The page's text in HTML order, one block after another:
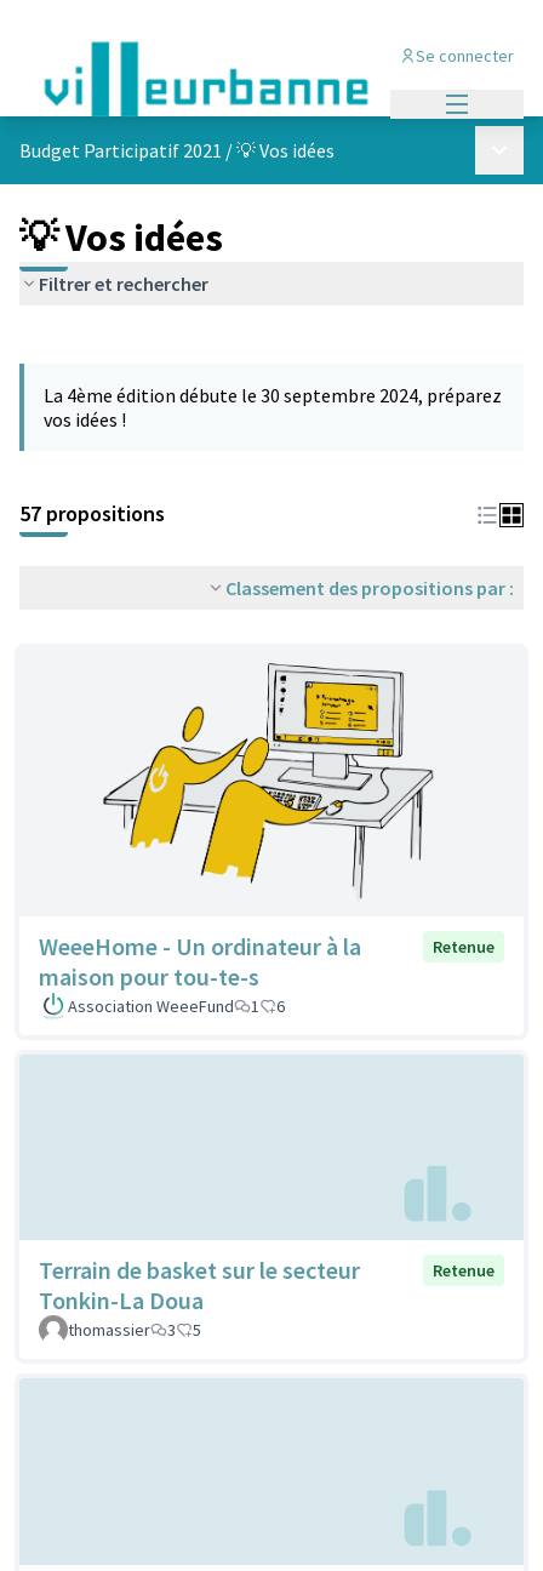
Se connecter
Budget Participatif 2021 /💡 Vos idées
💡 Vos idées
Filtrer et rechercher
La 4ème édition débute le 30 septembre 2024, préparez
vos idées !
57 propositions
Classement des propositions par :
WeeeHome - Un ordinateur à la
maison pour tou-te-s
Retenue
Association WeeeFund 1 6
Terrain de basket sur le secteur
Tonkin-La Doua
Retenue
thomassier 3 5